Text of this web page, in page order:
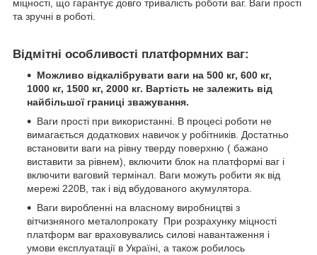
міцності, що гарантує довго тривалість роботи ваг. Ваги прості
та зручні в роботі.
Відмітні особливості платформних ваг:
Можливо відкалібрувати ваги на 500 кг, 600 кг,
1000 кг, 1500 кг, 2000 кг. Вартість не залежить від
найбільшої границі зважування.
Ваги прості при використанні. В процесі роботи не
вимагається додаткових навичок у робітників. Достатньо
встановити ваги на рівну тверду поверхню ( бажано
виставити за рівнем), включити блок на платформі ваг і
включити ваговий термінал. Ваги можуть робити як від
мережі 220В, так і від вбудованого акумулятора.
Ваги виробленні на власному виробництві з
вітчизняного металопрокату При розрахунку міцності
платформ ваг враховувались силові навантаження і
умови експлуатації в Україні, а також робилось